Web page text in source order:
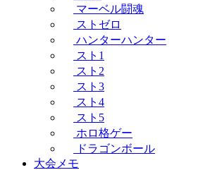
マーベル闘魂
ストゼロ
ハンターハンター
スト1
スト2
スト3
スト4
スト5
ホロ格ゲー
ドラゴンボール
大会メモ